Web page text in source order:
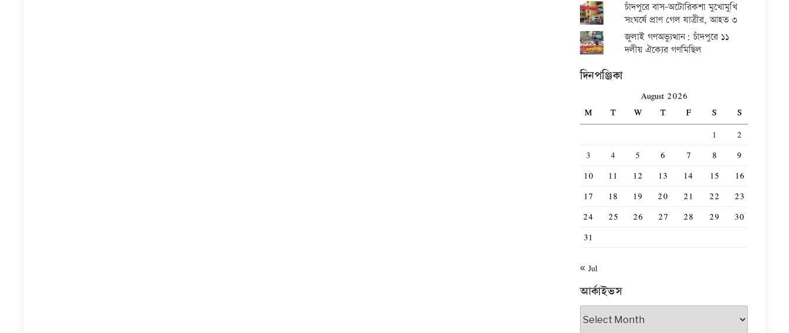
চাঁদপুরে বাস-অটোরিকশা মুখোমুখি
সংঘর্ষে প্রাণ গেল যাত্রীর, আহত ৩
জুলাই গণঅভ্যুত্থান: চাঁদপুরে ১১
দলীয় ঐক্যের গণমিছিল
দিনপঞ্জিকা
August 2026
M
T W T F S
S
1
2
3
4 5 6 7 8
9
10
11 12 13 14 15
16
17
18 19 20 21 22
23
24
25 26 27 28 29
30
31
« Jul
আর্কাইভস
আর্কাইভস